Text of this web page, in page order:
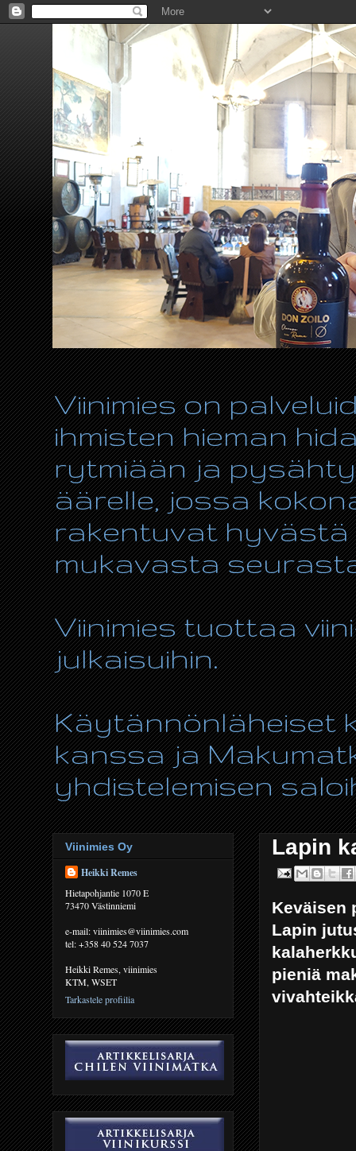
Viinimies on
ihmisten hieman
rytmiään ja
äärelle, jossa
rakentuvat hyvästä
mukavasta
Viinimies tuottaa
julkaisuihin.
Käytännönläheiset
kanssa ja
yhdistelemisen
Lapin
Keväisen
Lapin
pieniä
Viinimies Oy
Heikki Remes
Hietapohjantie 1070 E
73470 Västinniemi
e-mail: viinimies@viinimies.com
tel: +358 40 524 7037
Heikki Remes, viinimies
KTM, WSET
Tarkastele profiilia